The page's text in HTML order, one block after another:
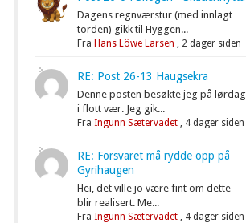
Dagens regnværstur (med innlagt
torden) gikk til Hyggen...
Fra Hans Löwe Larsen , 2 dager siden
RE: Post 26-13 Haugsekra
Denne posten besøkte jeg på lørdag
i flott vær. Jeg gik...
Fra Ingunn Sætervadet, 4 dager siden
RE: Forsvaret må rydde opp på
Gyrihaugen
Hei, det ville jo være fint om dette
blir realisert. Me...
Fra Ingunn Sætervadet, 4 dager siden